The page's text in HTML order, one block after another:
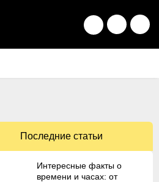
Последние статьи
Интересные факты о
времени и часах: от